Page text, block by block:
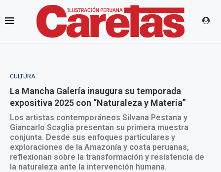
CULTURA
La Mancha Galería inaugura su temporada
expositiva 2025 con “Naturaleza y Materia”
Los artistas contemporáneos Silvana Pestana y
Giancarlo Scaglia presentan su primera muestra
conjunta. Desde sus enfoques particulares y
exploraciones de la Amazonía y costa peruanas,
reflexionan sobre la transformación y resistencia de
la naturaleza ante la intervención humana.